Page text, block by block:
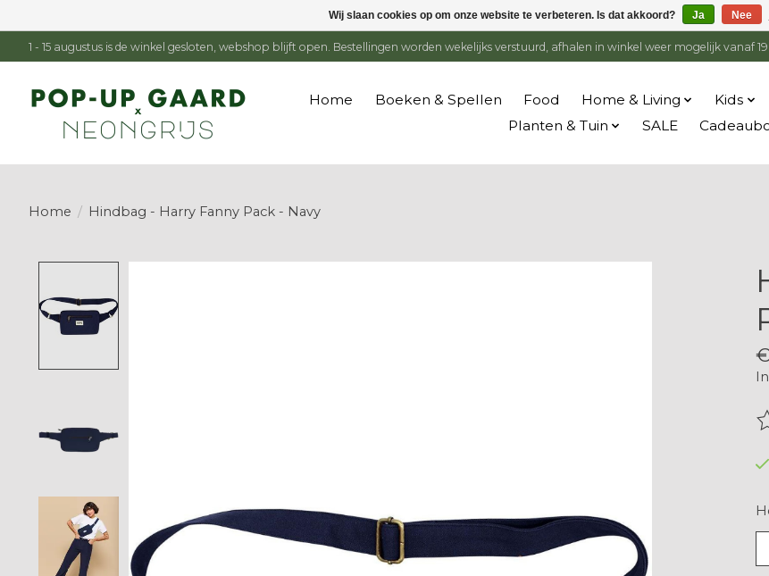
1 - 15 augustus is de winkel gesloten, webshop blijft open. Bestellingen worden wekelijks verstuurd, afhalen in winkel weer mogelijk vanaf 19
Home Boeken & Spellen Food Home & Living Kids
Planten & Tuin
SALE
Home / Hindbag - Harry Fanny Pack - Navy
Wij slaan cookies op om onze website te verbeteren. Is dat akkoord? Ja Nee